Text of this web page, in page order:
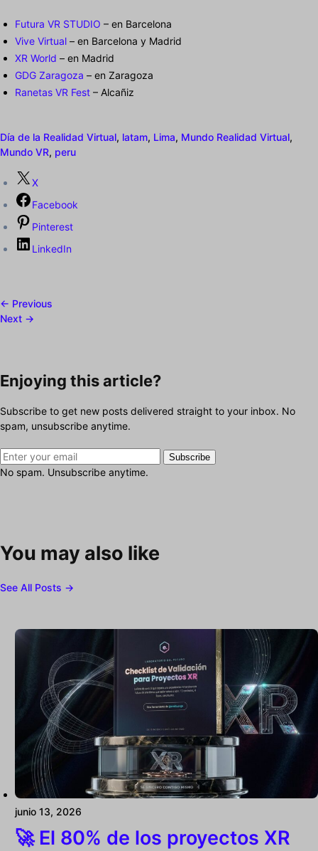
Futura VR STUDIO – en Barcelona
Vive Virtual – en Barcelona y Madrid
XR World – en Madrid
GDG Zaragoza – en Zaragoza
Ranetas VR Fest – Alcañiz
Día de la Realidad Virtual, latam, Lima, Mundo Realidad Virtual,
Mundo VR, peru
X
Facebook
Pinterest
LinkedIn
← Previous
Next →
Enjoying this article?
Subscribe to get new posts delivered straight to your inbox. No
spam, unsubscribe anytime.
Subscribe
No spam. Unsubscribe anytime.
You may also like
See All Posts →
junio 13, 2026
🚀 El 80% de los proyectos XR